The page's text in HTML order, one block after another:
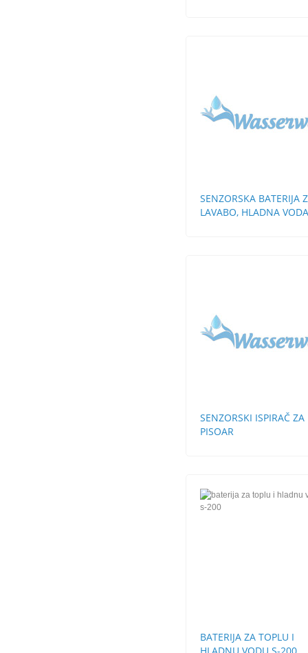
SENZORSKA BATERIJA
LAVABO, HLADNA VODA
SENZORSKI ISPIRAČ ZA
PISOAR
BATERIJA ZA TOPLU I